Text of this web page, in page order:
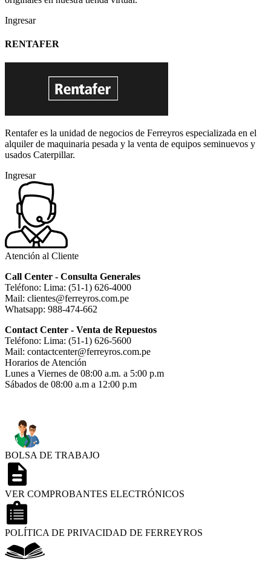
Ingresar
RENTAFER
Rentafer es la unidad de negocios de Ferreyros especializada en el
alquiler de maquinaria pesada y la venta de equipos seminuevos y
usados Caterpillar.
Ingresar
Atención al Cliente
Call Center - Consulta Generales
Teléfono: Lima: (51-1) 626-4000
Mail: clientes@ferreyros.com.pe
Whatsapp: 988-474-662
Contact Center - Venta de Repuestos
Teléfono: Lima: (51-1) 626-5600
Mail: contactcenter@ferreyros.com.pe
Horarios de Atención
Lunes a Viernes de 08:00 a.m. a 5:00 p.m
Sábados de 08:00 a.m a 12:00 p.m
BOLSA DE TRABAJO
VER COMPROBANTES ELECTRÓNICOS
POLÍTICA DE PRIVACIDAD DE FERREYROS